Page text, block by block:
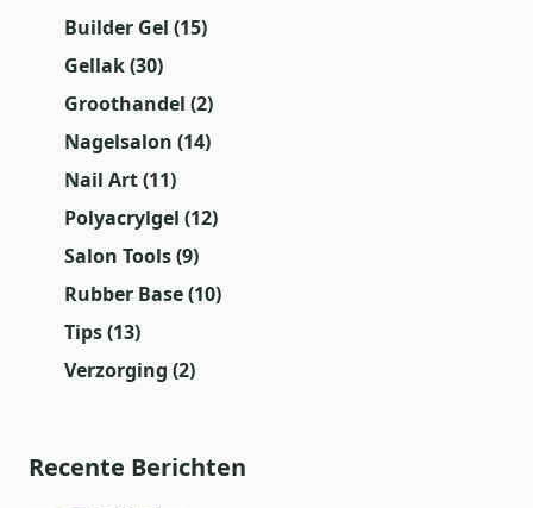
Builder Gel (15)
Gellak(30)
Groothandel (2)
Nagelsalon (14)
Nail Art(11)
Polyacrylgel (12)
Salon Tools(9)
Rubber Base(10)
Tips(13)
Verzorging (2)
Recente Berichten